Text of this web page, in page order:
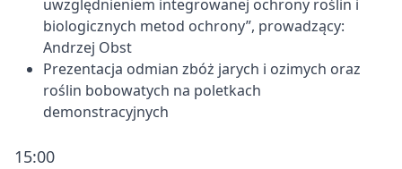
uwzględnieniem integrowanej ochrony roślin i
biologicznych metod ochrony”, prowadzący:
Andrzej Obst
Prezentacja odmian zbóż jarych i ozimych oraz
roślin bobowatych na poletkach
demonstracyjnych
15:00